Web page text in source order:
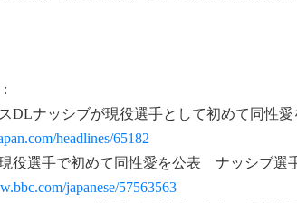
DLナッシブが現役選手として初めて同性
headlines/65182
役選手で初めて同性愛を公表 ナッシブ選手
japanese/57563563